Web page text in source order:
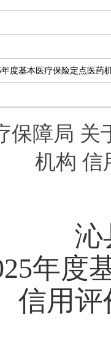
度基本医疗保险定点医药
保障局 关
机构 信
沁
年度
信用评